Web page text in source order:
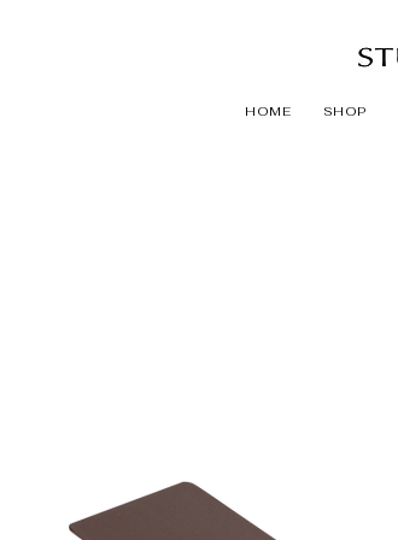
HOME SHOP